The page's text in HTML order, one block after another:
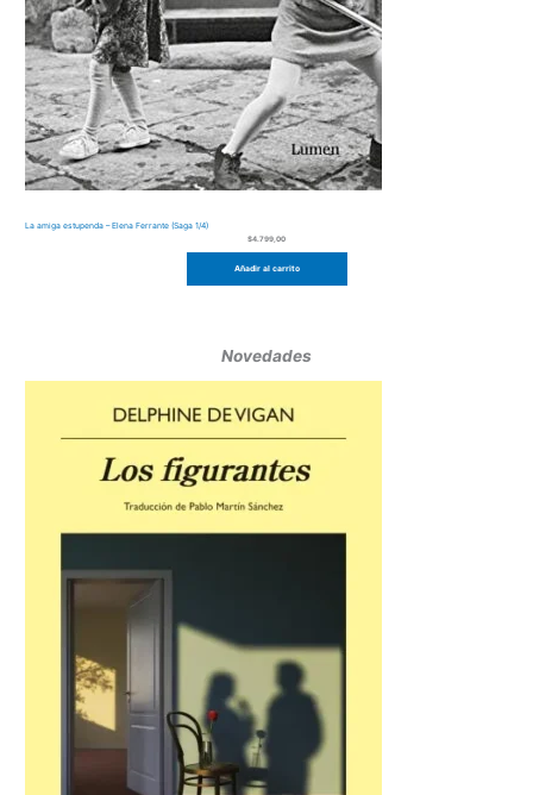
La amiga estupenda – Elena Ferrante (Saga 1/4)
$4.799,00
Añadir al carrito
Novedades